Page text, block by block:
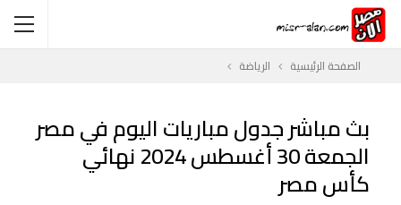
الصفحة الرئيسية الرياضة
بث مباشر جدول مباريات اليوم في مصر
الجمعة 30 أغسطس 2024 نهائي
كأس مصر